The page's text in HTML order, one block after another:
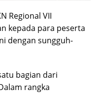
Regional VII
kepada para peserta
dengan sungguh-
bagian dari
rangka